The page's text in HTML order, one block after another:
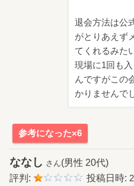
退会方法は公
がとりあえず
てくれるみた
現場に1回も
んですがこの
かりませんで
参考になった×6
ななし さん(男性 20代)
評判:
投稿日時: